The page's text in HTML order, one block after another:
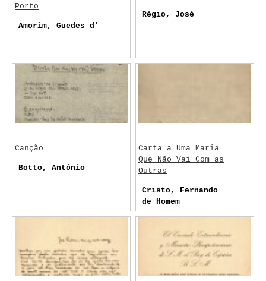
Porto
Amorim, Guedes d'
Régio, José
Canção
Botto, António
Carta a Uma Maria
Que Não Vai Com as
Outras
Cristo, Fernando
de Homem